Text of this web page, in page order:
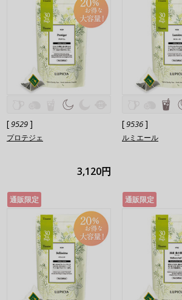
[9529]
プロテジェ
3,120円
[9536]
ルミエール
通販限定 通販限定